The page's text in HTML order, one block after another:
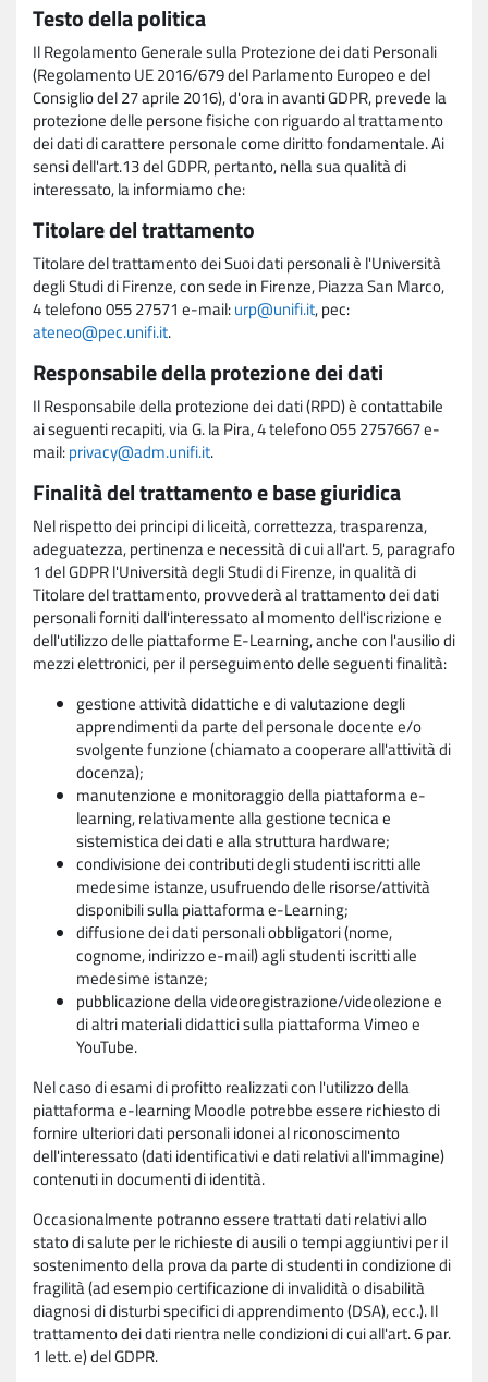
Testo della politica
Il Regolamento Generale sulla Protezione dei dati Personali
(Regolamento UE 2016/679 del Parlamento Europeo e del
Consiglio del 27 aprile 2016), d'ora in avanti GDPR, prevede la
protezione delle persone fisiche con riguardo al trattamento
dei dati di carattere personale come diritto fondamentale. Ai
sensi dell'art.13 del GDPR, pertanto, nella sua qualità di
interessato, la informiamo che:
Titolare del trattamento
Titolare del trattamento dei Suoi dati personali è l'Università
degli Studi di Firenze, con sede in Firenze, Piazza San Marco,
4 telefono 055 27571 e-mail:urp@unifi.it, pec:
ateneo@pec.unifi.it.
Responsabile della protezione dei dati
Il Responsabile della protezione dei dati (RPD) è contattabile
ai seguenti recapiti, via G. la Pira, 4 telefono 055 2757667 e-
mail:privacy@adm.unifi.it.
Finalità del trattamento e base giuridica
Nel rispetto dei principi di liceità, correttezza, trasparenza,
adeguatezza, pertinenza e necessità di cui all'art. 5, paragrafo
1 del GDPR l'Università degli Studi di Firenze, in qualità di
Titolare del trattamento, provvederà al trattamento dei dati
personali forniti dall'interessato al momento dell'iscrizione e
dell'utilizzo delle piattaforme E-Learning, anche con l'ausilio di
mezzi elettronici, per il perseguimento delle seguenti finalità:
gestione attività didattiche e di valutazione degli
apprendimenti da parte del personale docente e/o
svolgente funzione (chiamato a cooperare all'attività di
docenza);
manutenzione e monitoraggio della piattaforma e-
learning, relativamente alla gestione tecnica e
sistemistica dei dati e alla struttura hardware;
condivisione dei contributi degli studenti iscritti alle
medesime istanze, usufruendo delle risorse/attività
disponibili sulla piattaforma e-Learning;
diffusione dei dati personali obbligatori (nome,
cognome, indirizzo e-mail) agli studenti iscritti alle
medesime istanze;
pubblicazione della videoregistrazione/videolezione e
di altri materiali didattici sulla piattaforma Vimeo e
YouTube.
Nel caso di esami di profitto realizzati con l'utilizzo della
piattaforma e-learning Moodle potrebbe essere richiesto di
fornire ulteriori dati personali idonei al riconoscimento
dell'interessato (dati identificativi e dati relativi all'immagine)
contenuti in documenti di identità.
Occasionalmente potranno essere trattati dati relativi allo
stato di salute per le richieste di ausili o tempi aggiuntivi per il
sostenimento della prova da parte di studenti in condizione di
fragilità (ad esempio certificazione di invalidità o disabilità
diagnosi di disturbi specifici di apprendimento (DSA), ecc.). Il
trattamento dei dati rientra nelle condizioni di cui all'art. 6 par.
1 lett. e) del GDPR.